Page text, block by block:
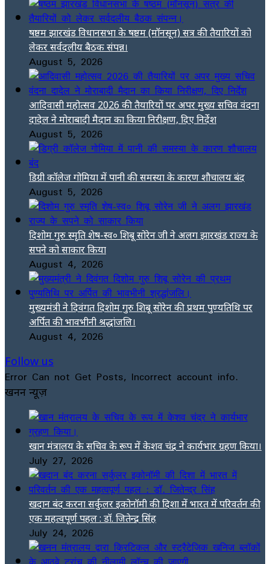
षष्ठम झारखंड विधानसभा के षष्ठम (मॉनसून) सत्र की तैयारियों को
लेकर सर्वदलीय बैठक संपन्न।
August 5, 2026
आदिवासी महोत्सव 2026 की तैयारियों पर अपर मुख्य सचिव वंदना
दादेल ने मोराबादी मैदान का किया निरीक्षण, दिए निर्देश
August 5, 2026
डिग्री कॉलेज गोमिया में पानी की समस्या के कारण शौचालय बंद
August 5, 2026
दिशोम गुरु स्मृति शेष-स्व० शिबू सोरेन जी ने अलग झारखंड राज्य के
सपने को साकार किया
August 4, 2026
मुख्यमंत्री ने दिवंगत दिशोम गुरु शिबू सोरेन की प्रथम पुण्यतिथि पर
अर्पित की भावभीनी श्रद्धांजलि।
August 4, 2026
Follow us
Error Can not Get Posts, Incorrect account info.
खनन न्यूज़
खान मंत्रालय के सचिव के रूप में केशव चंद्र ने कार्यभार ग्रहण किया।
July 27, 2026
खदान बंद करना सर्कुलर इकोनॉमी की दिशा में भारत में परिवर्तन की
एक महत्वपूर्ण पहल : डॉ. जितेन्द्र सिंह
July 24, 2026